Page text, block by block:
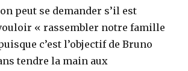
peut se demander s’il est
« rassembler notre famille
c’est l’objectif de Bruno
tendre la main aux